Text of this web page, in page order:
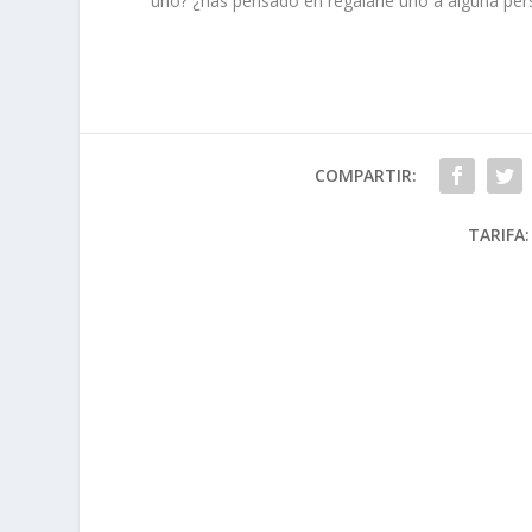
COMPARTIR:
TARIFA: